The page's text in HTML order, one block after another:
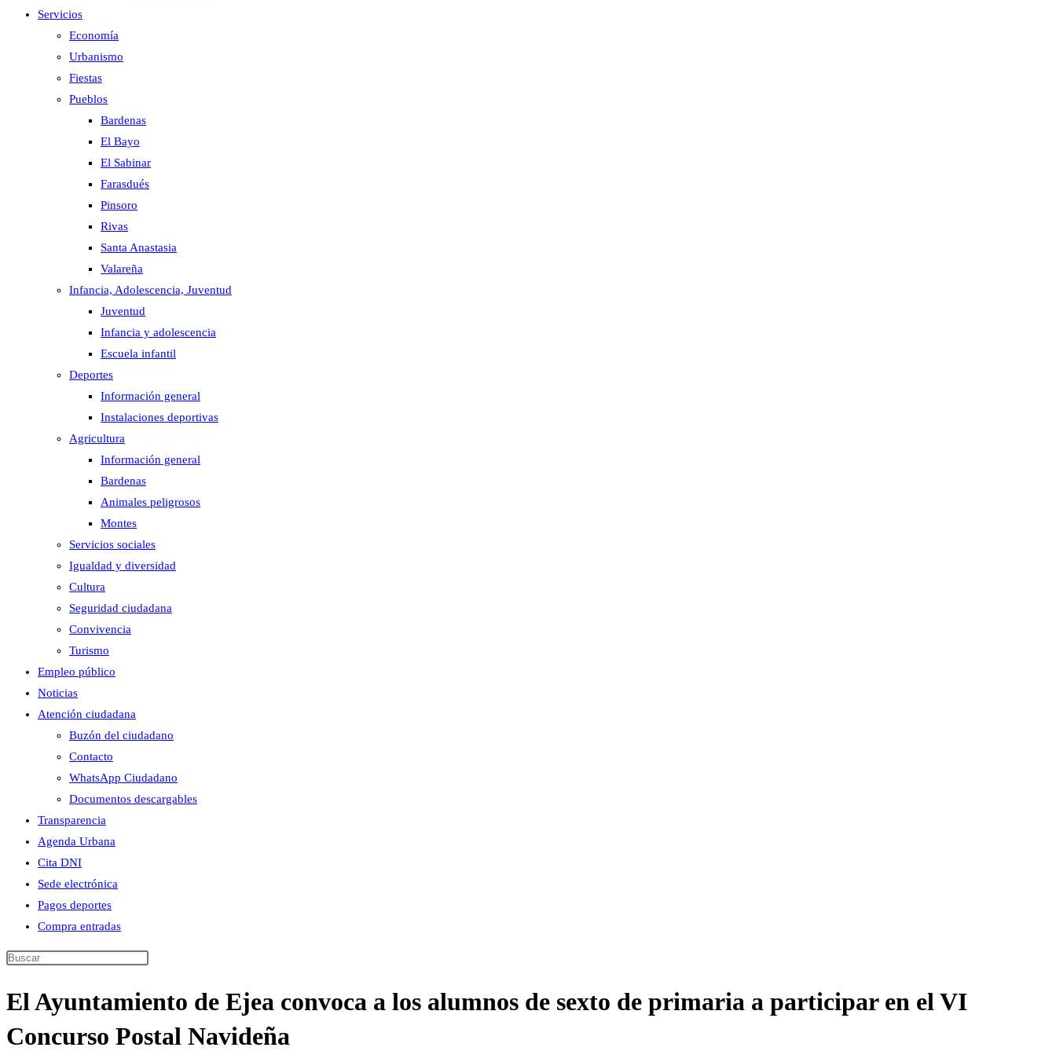
Servicios
Economía
Urbanismo
Fiestas
Pueblos
Bardenas
El Bayo
El Sabinar
Farasdués
Pinsoro
Rivas
Santa Anastasia
Valareña
Infancia, Adolescencia, Juventud
Juventud
Infancia y adolescencia
Escuela infantil
Deportes
Información general
Instalaciones deportivas
Agricultura
Información general
Bardenas
Animales peligrosos
Montes
Servicios sociales
Igualdad y diversidad
Cultura
Seguridad ciudadana
Convivencia
Turismo
Empleo público
Noticias
Atención ciudadana
Buzón del ciudadano
Contacto
WhatsApp Ciudadano
Documentos descargables
Transparencia
Agenda Urbana
Cita DNI
Sede electrónica
Pagos deportes
Compra entradas
Buscar
esta
El Ayuntamiento de Ejea convoca a los alumnos de sexto de primaria a participar en el VI
Concurso Postal Navideña